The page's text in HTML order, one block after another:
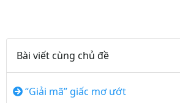
Bài viết cùng chủ đề
“Giải mã” giấc mơ ướt